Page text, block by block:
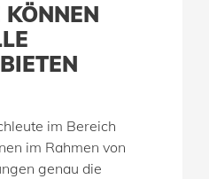
KÖNNEN
im Bereich
im Rahmen von
genau die